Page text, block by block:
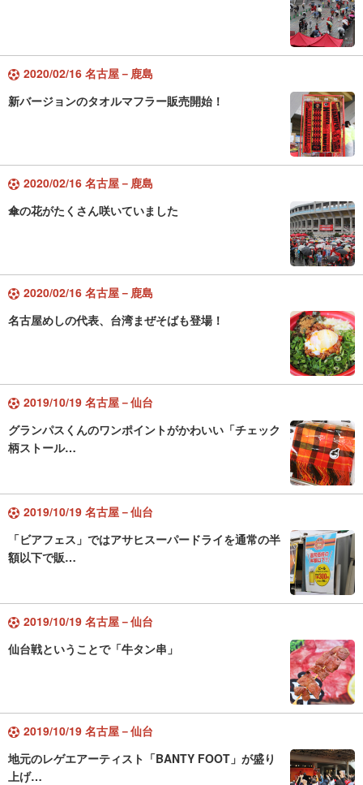
2020/02/16 名古屋－鹿島
新バージョンのタオルマフラー販売開始！
2020/02/16 名古屋－鹿島
傘の花がたくさん咲いていました
2020/02/16 名古屋－鹿島
名古屋めしの代表、台湾まぜそばも登場！
2019/10/19 名古屋－仙台
グランパスくんのワンポイントがかわいい「チェック
柄ストール…
2019/10/19 名古屋－仙台
「ビアフェス」ではアサヒスーパードライを通常の半
額以下で販…
2019/10/19 名古屋－仙台
仙台戦ということで「牛タン串」
2019/10/19 名古屋－仙台
地元のレゲエアーティスト「BANTY FOOT」が盛り
上げ…